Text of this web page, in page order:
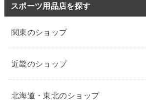
スポーツ用品店を探す
関東のショップ
近畿のショップ
北海道・東北のショップ